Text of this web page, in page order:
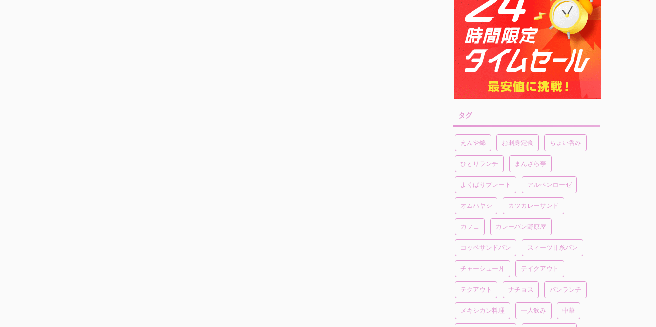
タグ
えんや錦 お刺身定食 ちょい呑み
ひとりランチ まんざら亭
よくばりプレート アルペンローゼ
オムハヤシ カツカレーサンド
カフェ カレーパン野原屋
コッペサンドパン スィーツ甘系パン
チャーシュー丼 テイクアウト
テクアウト ナチョス パンランチ
メキシカン料理 一人飲み 中華